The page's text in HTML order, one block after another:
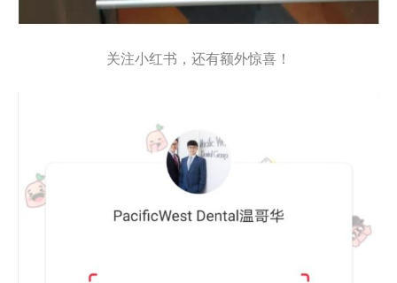
关注小红书，还有额外惊喜！